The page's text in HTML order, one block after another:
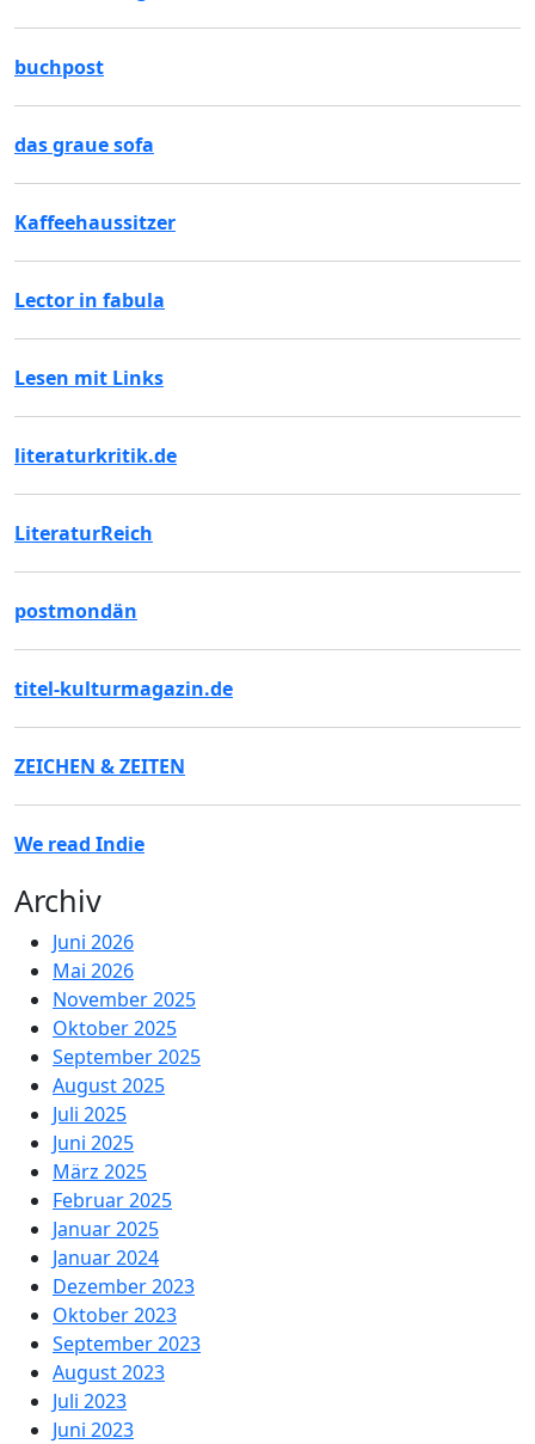
buchpost
das graue sofa
Kaffeehaussitzer
Lector in fabula
Lesen mit Links
literaturkritik.de
LiteraturReich
postmondän
titel-kulturmagazin.de
ZEICHEN & ZEITEN
We read Indie
Archiv
Juni 2026
Mai 2026
November 2025
Oktober 2025
September 2025
August 2025
Juli 2025
Juni 2025
März 2025
Februar 2025
Januar 2025
Januar 2024
Dezember 2023
Oktober 2023
September 2023
August 2023
Juli 2023
Juni 2023